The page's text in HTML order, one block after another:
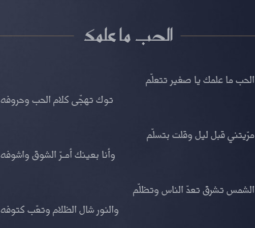
الحب ما علمك
الحب ما علمك يا صغير تتعلّم
توك تهجّى كلام الحب وحروفه
مرّيتني قبل ليل وقلت بتسلّم
وأنا بعينك أمـرّ الشوق واشوفه
الشمس تشرق تعدّ الناس وتظلّم
والنور شال الظلام وتعّب كتوفه